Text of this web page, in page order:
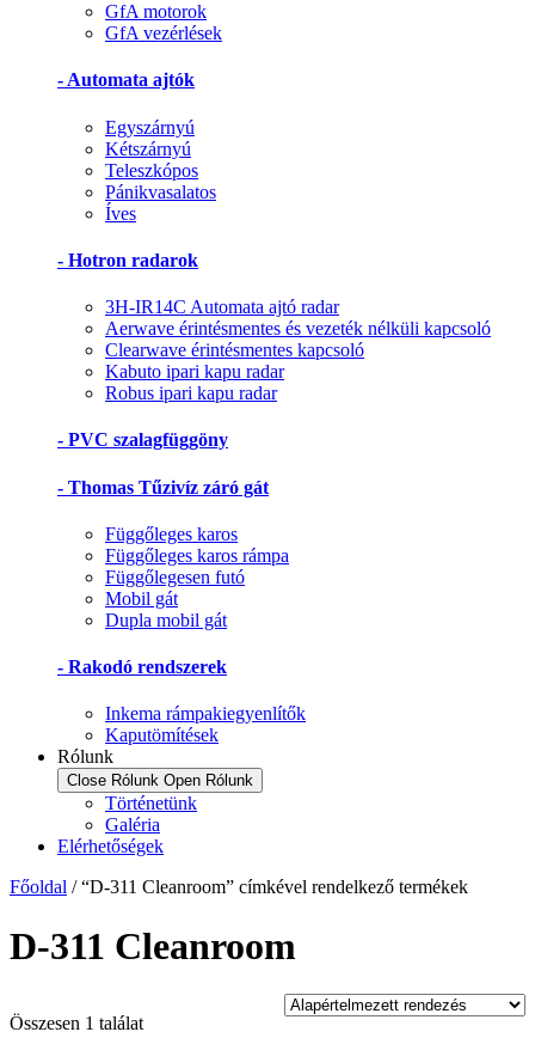
GfA motorok
GfA vezérlések
- Automata ajtók
Egyszárnyú
Kétszárnyú
Teleszkópos
Pánikvasalatos
Íves
- Hotron radarok
3H-IR14C Automata ajtó radar
Aerwave érintésmentes és vezeték nélküli kapcsoló
Clearwave érintésmentes kapcsoló
Kabuto ipari kapu radar
Robus ipari kapu radar
- PVC szalagfüggöny
- Thomas Tűzivíz záró gát
Függőleges karos
Függőleges karos rámpa
Függőlegesen futó
Mobil gát
Dupla mobil gát
- Rakodó rendszerek
Inkema rámpakiegyenlítők
Kaputömítések
Rólunk
Close Rólunk Open Rólunk
Történetünk
Galéria
Elérhetőségek
Főoldal / “D-311 Cleanroom” címkével rendelkező termékek
D-311 Cleanroom
Összesen 1 találat